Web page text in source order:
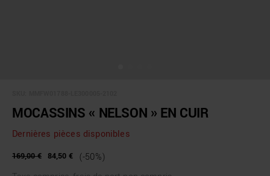
MOCASSINS « NELSON » EN CUIR
Dernières pièces disponibles
169,00 € 84,50 €
(-50%)